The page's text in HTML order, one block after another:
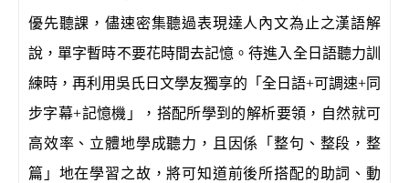
優先聽課，儘速密集聽過表現達人內文為止之漢語解
說，單字暫時不要花時間去記憶。待進入全日語聽力訓
練時，再利用吳氏日文學友獨享的「全日語+可調速+同
步字幕+記憶機」，搭配所學到的解析要領，自然就可
高效率、立體地學成聽力，且因係「整句、整段，整
篇」地在學習之故，將可知道前後所搭配的助詞、動